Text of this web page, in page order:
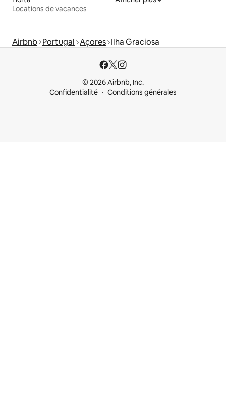
Locations de vacances
Airbnb Portugal Açores Ilha Graciosa
© 2026 Airbnb, Inc.
Confidentialité
Conditions générales